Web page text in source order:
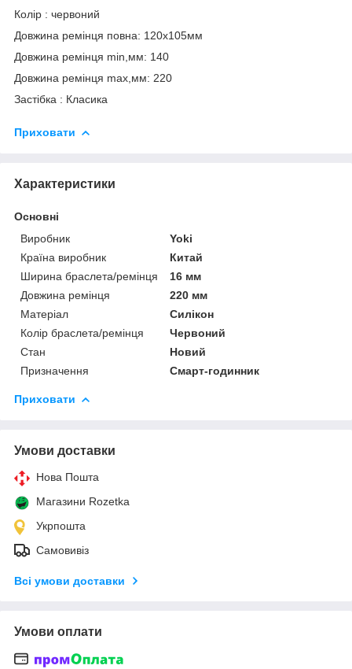
Колір : червоний
Довжина ремінця повна: 120х105мм
Довжина ремінця min,мм: 140
Довжина ремінця max,мм: 220
Застібка : Класика
Приховати
Характеристики
Основні
Виробник
Yoki
Країна виробник
Китай
Ширина браслета/ремінця
16 мм
Довжина ремінця
220 мм
Матеріал
Силікон
Колір браслета/ремінця
Червоний
Стан
Новий
Призначення
Смарт-годинник
Приховати
Умови доставки
Нова Пошта
Магазини Rozetka
Укрпошта
Самовивіз
Всі умови доставки
Умови оплати